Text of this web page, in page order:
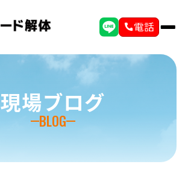
電話
現場ブログ
BLOG